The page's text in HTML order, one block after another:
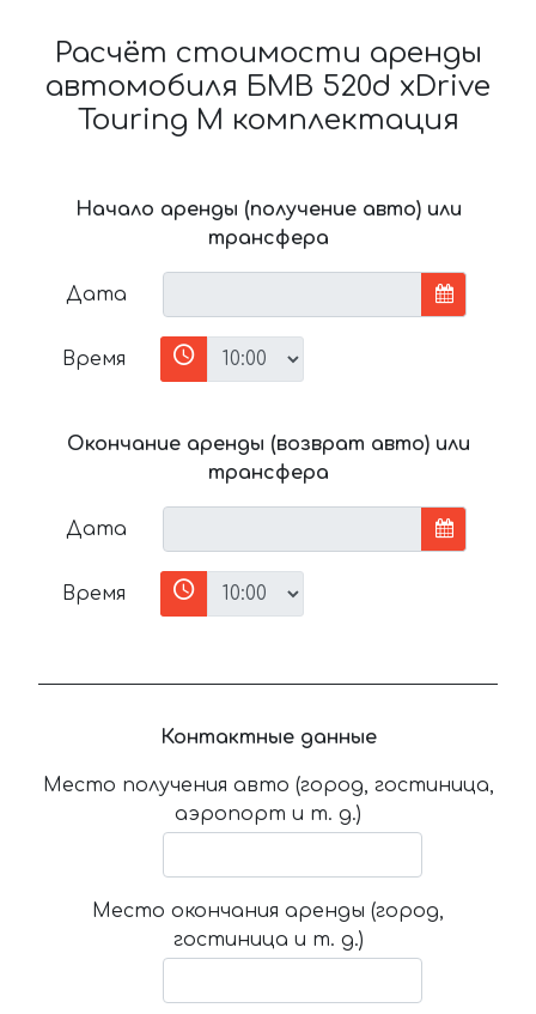
Расчёт стоимости аренды
автомобиля БМВ 520d xDrive
Touring M комплектация
Начало аренды (получение авто) или
трансфера
Дата
Время
Окончание аренды (возврат авто) или
трансфера
Дата
Время
Контактные данные
Место получения авто (город, гостиница,
аэропорт и т. д.)
Место окончания аренды (город,
гостиница и т. д.)